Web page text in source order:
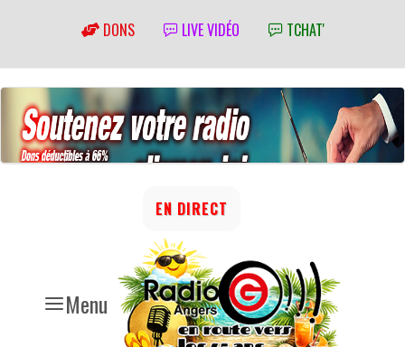
DONS LIVE VIDÉO TCHAT'
Menu
EN DIRECT